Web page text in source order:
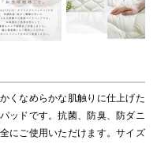
くなめらかな肌触りに仕上げた
ッドです。抗菌、防臭、防ダニ
にご使用いただけます。サイズ